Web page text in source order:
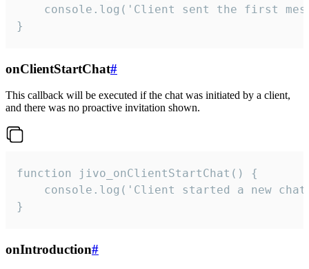
console.log('Client sent the first
}
onClientStartChat#
This callback will be executed if the chat was initiated by a client,
and there was no proactive invitation shown.
function jivo_onClientStartChat() {
console.log('Client started a new
}
onIntroduction#